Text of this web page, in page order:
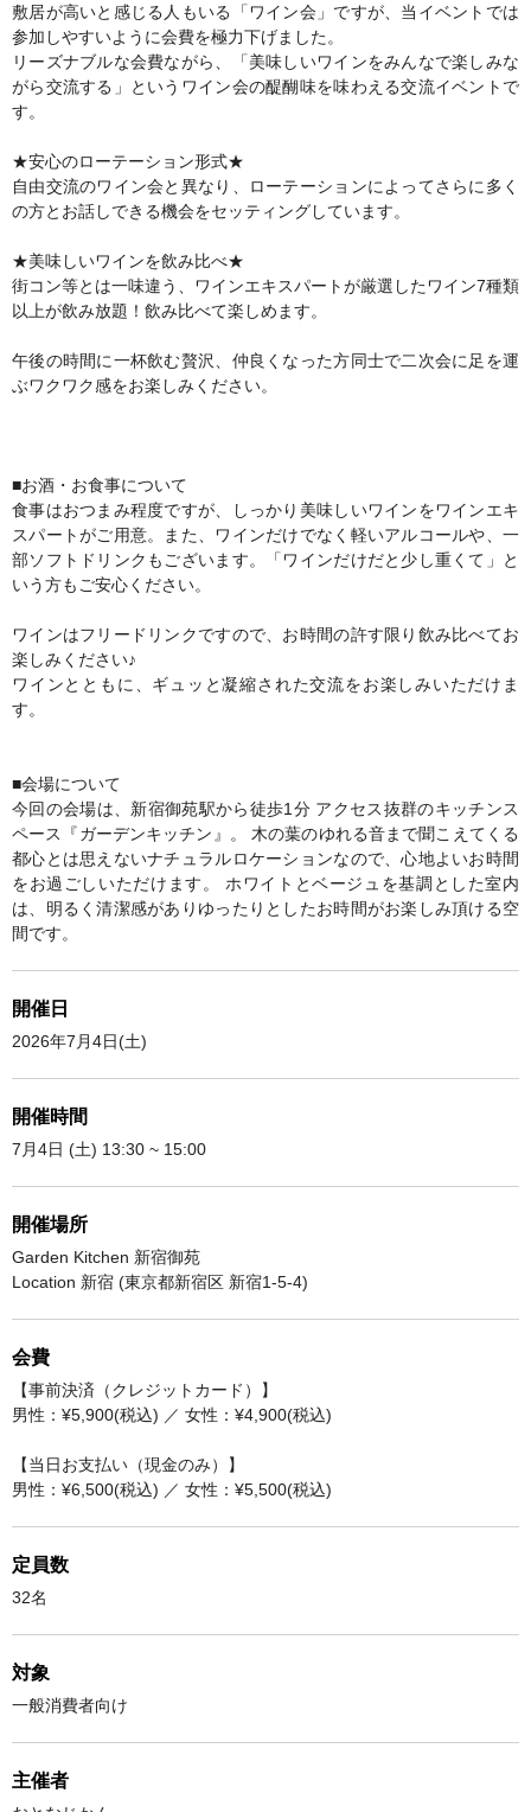
敷居が高いと感じる人もいる「ワイン会」ですが、当イベントでは
参加しやすいように会費を極力下げました。
リーズナブルな会費ながら、「美味しいワインをみんなで楽しみな
がら交流する」というワイン会の醍醐味を味わえる交流イベントで
す。
★安心のローテーション形式★
自由交流のワイン会と異なり、ローテーションによってさらに多く
の方とお話しできる機会をセッティングしています。
★美味しいワインを飲み比べ★
街コン等とは一味違う、ワインエキスパートが厳選したワイン7種類
以上が飲み放題！飲み比べて楽しめます。
午後の時間に一杯飲む贅沢、仲良くなった方同士で二次会に足を運
ぶワクワク感をお楽しみください。
■お酒・お食事について
食事はおつまみ程度ですが、しっかり美味しいワインをワインエキ
スパートがご用意。また、ワインだけでなく軽いアルコールや、一
部ソフトドリンクもございます。「ワインだけだと少し重くて」と
いう方もご安心ください。
ワインはフリードリンクですので、お時間の許す限り飲み比べてお
楽しみください♪
ワインとともに、ギュッと凝縮された交流をお楽しみいただけま
す。
■会場について
今回の会場は、新宿御苑駅から徒歩1分 アクセス抜群のキッチンス
ペース『ガーデンキッチン』。 木の葉のゆれる音まで聞こえてくる
都心とは思えないナチュラルロケーションなので、心地よいお時間
をお過ごしいただけます。 ホワイトとベージュを基調とした室内
は、明るく清潔感がありゆったりとしたお時間がお楽しみ頂ける空
間です。
開催日
2026年7月4日(土)
開催時間
7月4日 (土) 13:30 ~ 15:00
開催場所
Garden Kitchen 新宿御苑
Location 新宿 (東京都新宿区 新宿1-5-4)
会費
【事前決済（クレジットカード）】
男性：¥5,900(税込) ／ 女性：¥4,900(税込)
【当日お支払い（現金のみ）】
男性：¥6,500(税込) ／ 女性：¥5,500(税込)
定員数
32名
対象
一般消費者向け
主催者